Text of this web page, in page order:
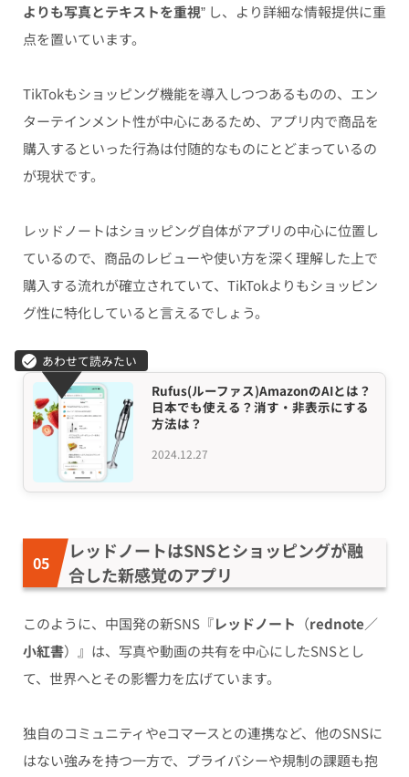
よりも写真とテキストを重視” し、より詳細な情報提供に重
点を置いています。
TikTokもショッピング機能を導入しつつあるものの、エン
ターテインメント性が中心にあるため、アプリ内で商品を
購入するといった行為は付随的なものにとどまっているの
が現状です。
レッドノートはショッピング自体がアプリの中心に位置し
ているので、商品のレビューや使い方を深く理解した上で
購入する流れが確立されていて、TikTokよりもショッピン
グ性に特化していると言えるでしょう。
2024.12.27
Rufus(ルーファス)AmazonのAIとは？
日本でも使える？消す・非表示にする
方法は？
レッドノートはSNSとショッピングが融
合した新感覚のアプリ
このように、中国発の新SNS『レッドノート （rednote／
小紅書）』は、写真や動画の共有を中心にしたSNSとし
て、世界へとその影響力を広げています。
独自のコミュニティやeコマースとの連携など、他のSNSに
はない強みを持つ一方で、プライバシーや規制の課題も抱